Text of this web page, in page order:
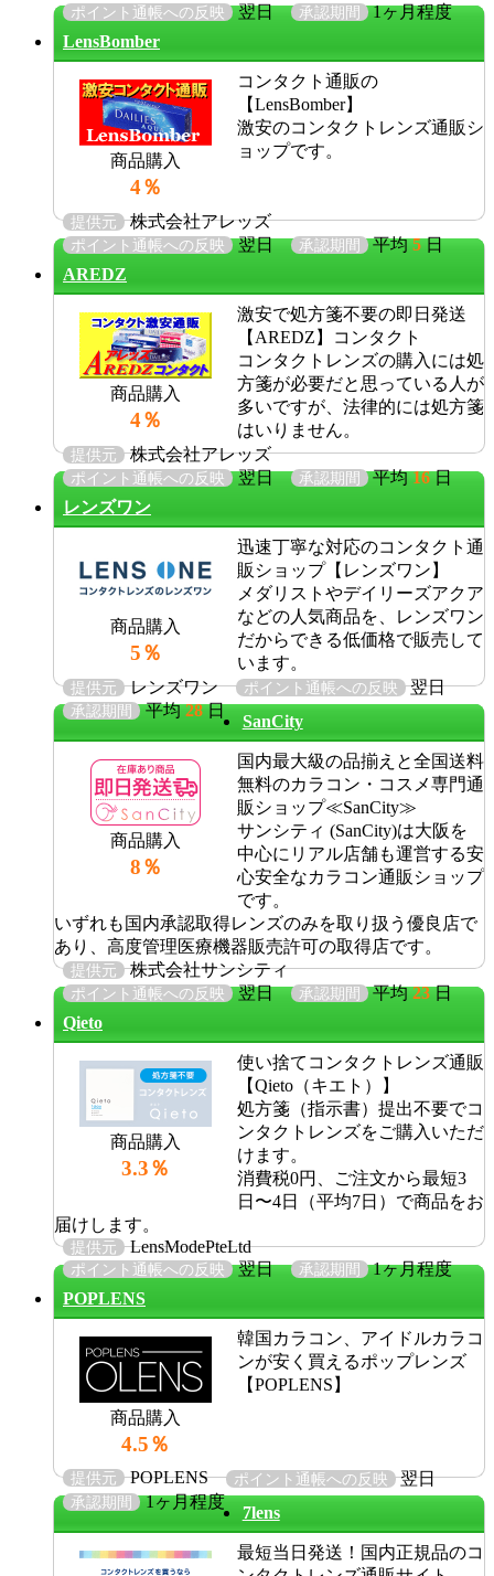
ポイント通帳への反映 翌日 承認期間
1ヶ月程度
LensBomber
商品購入
4％
コンタクト通販の
【LensBomber】
激安のコンタクトレンズ通販シ
ョップです。
提供元 株式会社アレッズ
ポイント通帳への反映 翌日 承認期間 平均5日
AREDZ
商品購入
4％
激安で処方箋不要の即日発送
【AREDZ】コンタクト
コンタクトレンズの購入には処
方箋が必要だと思っている人が
多いですが、法律的には処方箋
はいりません。
提供元 株式会社アレッズ
ポイント通帳への反映 翌日 承認期間 平均16日
レンズワン
商品購入
5％
迅速丁寧な対応のコンタクト通
販ショップ【レンズワン】
メダリストやデイリーズアクア
などの人気商品を、レンズワン
だからできる低価格で販売して
います。
提供元 レンズワン ポイント通帳への反映 翌日
承認期間 平均28日
SanCity
商品購入
8％
国内最大級の品揃えと全国送料
無料のカラコン・コスメ専門通
販ショップ≪SanCity≫
サンシティ (SanCity)は大阪を
中心にリアル店舗も運営する安
心安全なカラコン通販ショップ
です。
いずれも国内承認取得レンズのみを取り扱う優良店で
あり、高度管理医療機器販売許可の取得店です。
提供元 株式会社サンシティ
ポイント通帳への反映 翌日 承認期間 平均23日
Qieto
商品購入
3.3％
使い捨てコンタクトレンズ通販
【Qieto（キエト）】
処方箋（指示書）提出不要でコ
ンタクトレンズをご購入いただ
けます。
消費税0円、ご注文から最短3
日〜4日（平均7日）で商品をお
届けします。
提供元 LensModePteLtd
ポイント通帳への反映 翌日 承認期間
1ヶ月程度
POPLENS
商品購入
4.5％
韓国カラコン、アイドルカラコ
ンが安く買えるポップレンズ
【POPLENS】
提供元 POPLENS ポイント通帳への反映 翌日
承認期間 1ヶ月程度
7lens
最短当日発送！国内正規品のコ